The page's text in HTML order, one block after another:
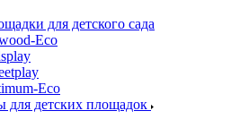
для детского сада
Eco
Еco
для детских площадок